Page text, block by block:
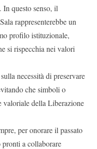
In questo senso, il
rappresenterebbe un
profilo istituzionale,
si rispecchia nei valori
necessità di preservare
che simboli o
valoriale della Liberazione
per onorare il passato
a collaborare